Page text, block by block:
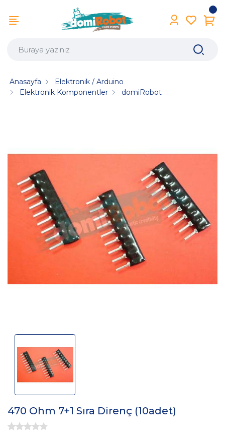
Anasayfa
Elektronik / Arduino
Elektronik Komponentler
domiRobot
470 Ohm 7+1 Sıra Direnç (10adet)